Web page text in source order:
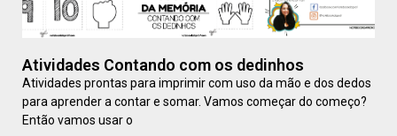
Atividades Contando com os dedinhos
Atividades prontas para imprimir com uso da mão e dos dedos
para aprender a contar e somar. Vamos começar do começo?
Então vamos usar o